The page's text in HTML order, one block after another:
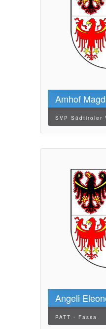
Amhof
SVP Südtiroler
Angeli
PATT - Fassa